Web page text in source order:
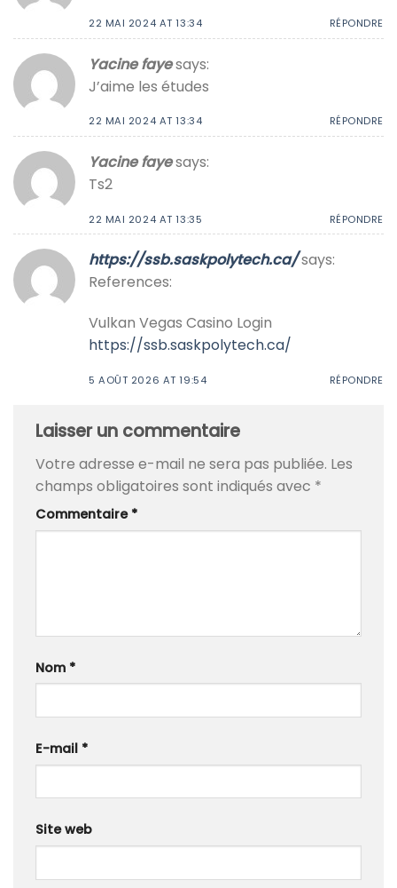
22 MAI 2024 AT 13:34 RÉPONDRE
Yacine fayesays:
J’aime les études
22 MAI 2024 AT 13:34 RÉPONDRE
Yacine fayesays:
Ts2
22 MAI 2024 AT 13:35 RÉPONDRE
https://ssb.saskpolytech.ca/says:
References:
Vulkan Vegas Casino Login
https://ssb.saskpolytech.ca/
5 AOÛT 2026 AT 19:54 RÉPONDRE
Laisser un commentaire
Votre adresse e-mail ne sera pas publiée. Les
champs obligatoires sont indiqués avec *
Commentaire *
Nom *
E-mail *
Site web